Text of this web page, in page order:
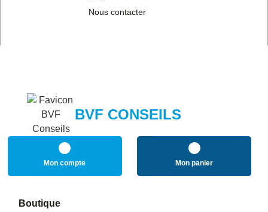
Nous contacter
BVF CONSEILS
Mon compte Mon panier
Boutique